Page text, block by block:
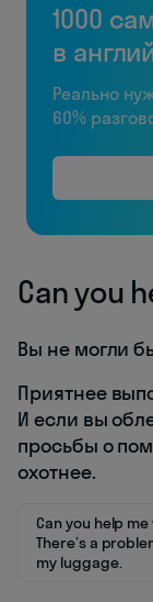
1000
в
Реально
60%
Can you
Вы не могли
Приятнее
И если вы
просьбы о
охотнее.
Can you help
There’s a
my luggage.